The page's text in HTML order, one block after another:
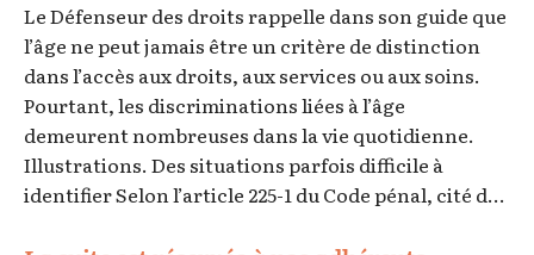
Le Défenseur des droits rappelle dans son guide que
l’âge ne peut jamais être un critère de distinction
dans l’accès aux droits, aux services ou aux soins.
Pourtant, les discriminations liées à l’âge
demeurent nombreuses dans la vie quotidienne.
Illustrations. Des situations parfois difficile à
identifier Selon l’article 225-1 du Code pénal, cité d...